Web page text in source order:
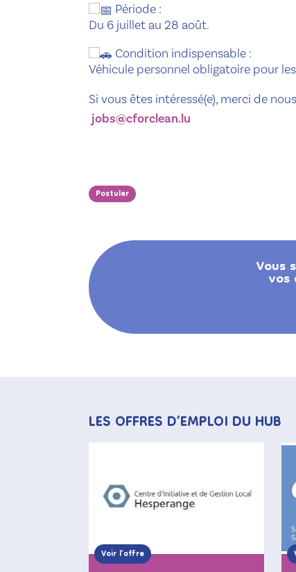
Période :
Du 6 juillet au 28 août.
Condition indispensable :
Véhicule personnel obligatoire pour
Si vous êtes intéressé(e), merci de
jobs@cforclean.lu
Postuler
Vous
LES OFFRES D’EMPLOI DU HUB
Voir l’offre